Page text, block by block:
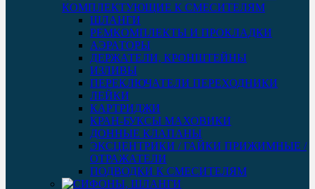
КОМПЛЕКТУЮЩИЕ К СМЕСИТЕЛЯМ
ШЛАНГИ
РЕМКОМПЛЕКТЫ И ПРОКЛАДКИ
АЭРАТОРЫ
ДЕРЖАТЕЛИ, КРОНШТЕЙНЫ
ИЗЛИВЫ
ПЕРЕКЛЮЧАТЕЛИ ПЕРЕХОДНИКИ
ЛЕЙКИ
КАРТРИДЖИ
КРАН-БУКСЫ МАХОВИКИ
ДОННЫЕ КЛАПАНЫ
ЭКСЦЕНТРИКИ / ГАЙКИ ПРИЖИМНЫЕ /
ОТРАЖАТЕЛИ
ПОДВОДКИ К СМЕСИТЕЛЯМ